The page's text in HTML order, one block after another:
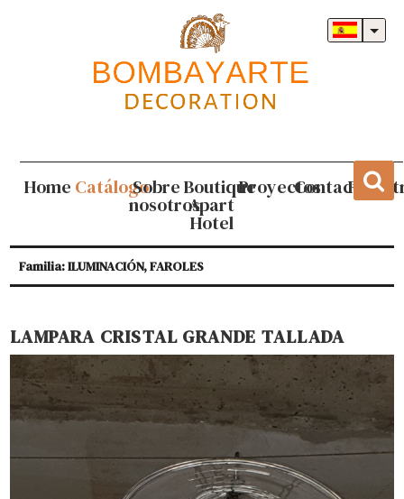
Home CatálogoSobre
nosotros
Boutique
Apart
Hotel
ProyectosContacto
Familia: ILUMINACIÓN, FAROLES
LAMPARA CRISTAL GRANDE TALLADA